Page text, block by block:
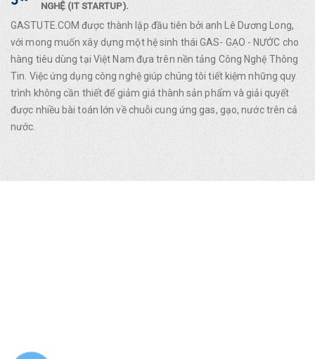
NGHỆ (IT STARTUP).
GASTUTE.COM được thành lập đầu tiên bởi anh Lê Dương Long,
với mong muốn xây dựng một hệ sinh thái GAS- GẠO - NƯỚC cho
hàng tiêu dùng tại Việt Nam đựa trên nền tảng Công Nghệ Thông
Tin. Việc ứng dụng công nghệ giúp chúng tôi tiết kiệm những quy
trình không cần thiết để giảm giá thành sản phẩm và giải quyết
được nhiều bài toán lớn về chuỗi cung ứng gas, gạo, nước trên cả
nước.